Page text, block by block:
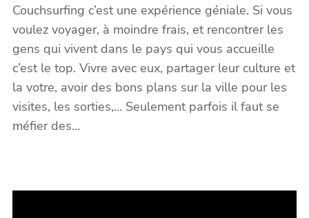
Couchsurfing c’est une expérience géniale. Si vous
voulez voyager, à moindre frais, et rencontrer les
gens qui vivent dans le pays qui vous accueille
c’est le top. Vivre avec eux, partager leur culture et
la votre, avoir des bons plans sur la ville pour les
visites, les sorties,… Seulement parfois il faut se
méfier des…